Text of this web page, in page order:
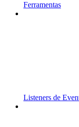
Ferramentas
Listeners de